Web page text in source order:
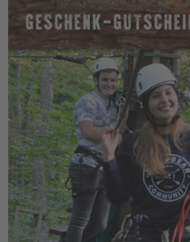
Sie wünschen eine
Den Gutschein per Post
nach Zahlungseingang
zu. Bitte beachten Sie,
4,– Versandkosten
Hier geht’s zum